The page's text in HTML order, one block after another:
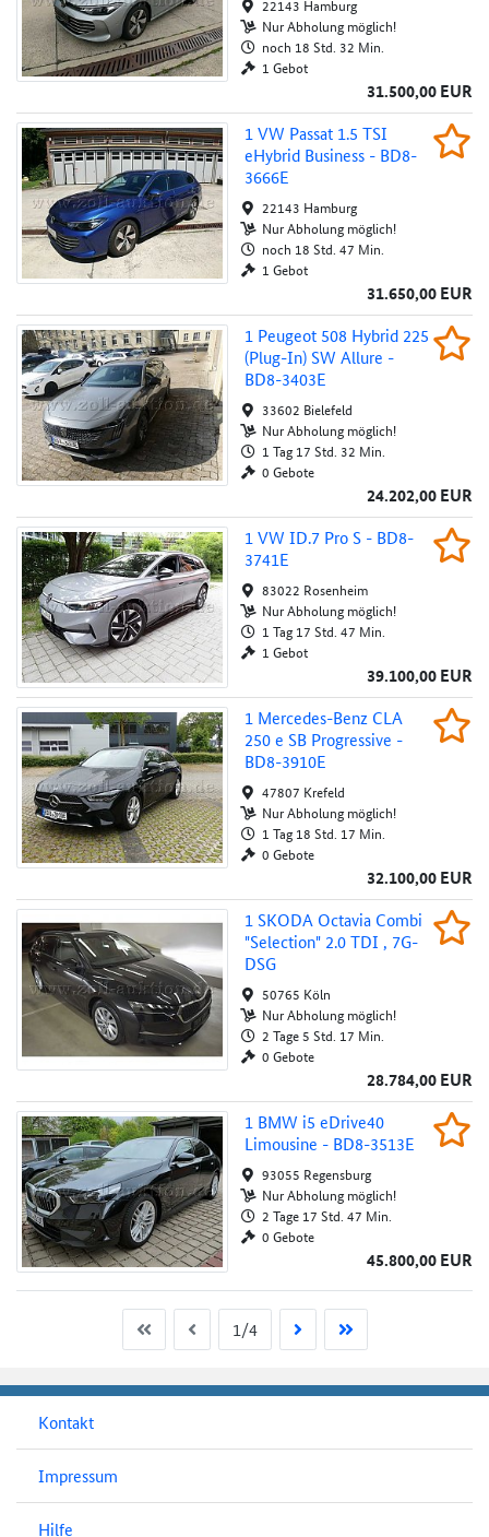
22143 Hamburg
Nur Abholung möglich!
noch 18 Std. 32 Min.
1 Gebot
31.500,00 EUR
1 VW Passat 1.5 TSI eHybrid Business -
1 VW Passat 1.5 TSI
eHybrid Business - BD8-
3666E
22143 Hamburg
Nur Abholung möglich!
noch 18 Std. 47 Min.
1 Gebot
31.650,00 EUR
1 Peugeot 508 Hybrid 225 (Plug-In) SW
1 Peugeot 508 Hybrid 225
(Plug-In) SW Allure -
BD8-3403E
33602 Bielefeld
Nur Abholung möglich!
1 Tag 17 Std. 32 Min.
0 Gebote
24.202,00 EUR
1 VW ID.7 Pro S - BD8-3741E1 VW ID.7 Pro S - BD8-
3741E
83022 Rosenheim
Nur Abholung möglich!
1 Tag 17 Std. 47 Min.
1 Gebot
39.100,00 EUR
1 Mercedes-Benz CLA 250 e SB Progressive
1 Mercedes-Ben­z CLA
250 e SB Progressive -
BD8-3910E
47807 Krefeld
Nur Abholung möglich!
1 Tag 18 Std. 17 Min.
0 Gebote
32.100,00 EUR
1 SKODA Octavia Combi "Selection" 2.0 TDI
1 SKODA Octavia Combi
"Selection" 2.0 TDI , 7G-
DSG
50765 Köln
Nur Abholung möglich!
2 Tage 5 Std. 17 Min.
0 Gebote
28.784,00 EUR
1 BMW i5 eDrive40 Limousine - BD8-3513E
1 BMW i5 eDrive40
Limousine - BD8-3513E
93055 Regensburg
Nur Abholung möglich!
2 Tage 17 Std. 47 Min.
0 Gebote
45.800,00 EUR
Erste SeiteVorherige
1/4Aktuelle SeiteNächste Seite
Kontakt
Impressum
Hilfe